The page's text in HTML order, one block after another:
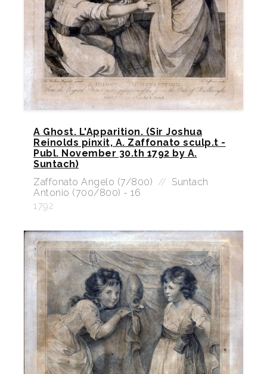
A Ghost. L'Apparition. (Sir Joshua
Reinolds pinxit, A. Zaffonato sculp.t -
Publ. November 30.th 1792 by A.
Suntach)
Zaffonato Angelo (7/800) // Suntach
Antonio (700/800) - 16
1792